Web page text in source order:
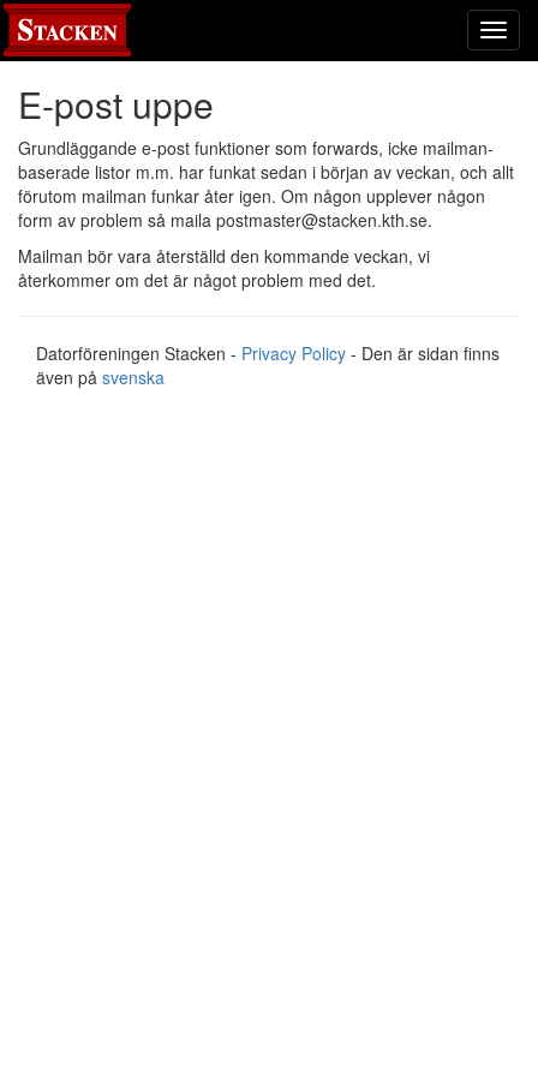
E-post uppe
Grundläggande e-post funktioner som forwards, icke mailman-
baserade listor m.m. har funkat sedan i början av veckan, och allt
förutom mailman funkar åter igen. Om någon upplever någon
form av problem så maila postmaster@stacken.kth.se.
Mailman bör vara återställd den kommande veckan, vi
återkommer om det är något problem med det.
Datorföreningen Stacken - Privacy Policy - Den är sidan finns
även på svenska